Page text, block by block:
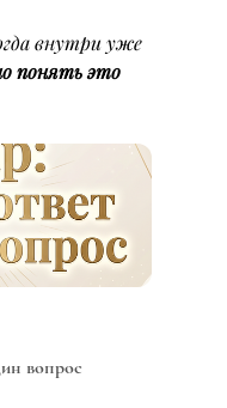
внутри уже
понять это
вопрос